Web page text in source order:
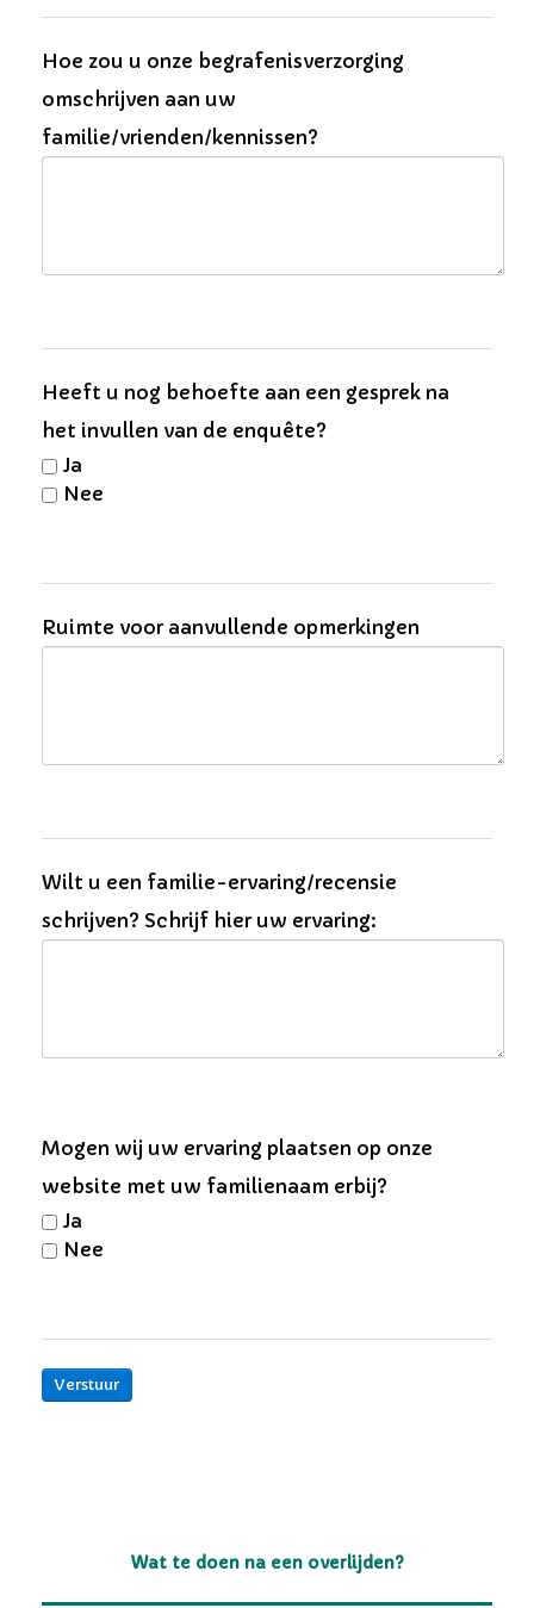
Hoe zou u onze begrafenisverzorging
omschrijven aan uw
familie/vrienden/kennissen?
Heeft u nog behoefte aan een gesprek na
het invullen van de enquête?
Ja
Nee
Ruimte voor aanvullende opmerkingen
Wilt u een familie-ervaring/recensie
schrijven? Schrijf hier uw ervaring:
Mogen wij uw ervaring plaatsen op onze
website met uw familienaam erbij?
Ja
Nee
Verstuur
Wat te doen na een overlijden?